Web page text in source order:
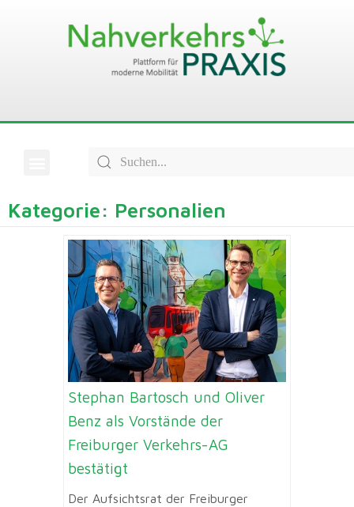
Kategorie: Personalien
Stephan Bartosch und Oliver
Benz als Vorstände der
Freiburger Verkehrs-AG
bestätigt
Der Aufsichtsrat der Freiburger